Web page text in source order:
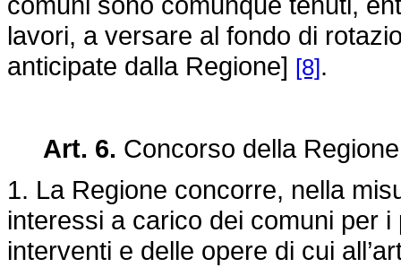
lavori, a versare al fondo di
anticipate dalla Regione] [8].
Art. 6. Concorso della
1. La Regione concorre, nella
interessi a carico dei comuni per
interventi e delle opere di cui